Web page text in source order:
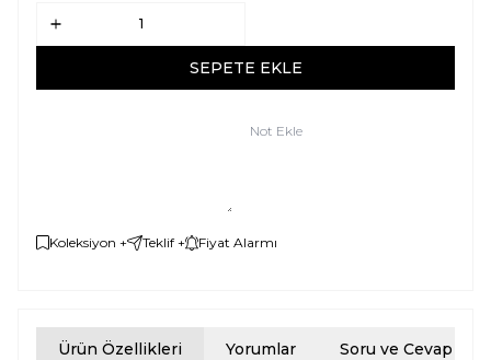
SEPETE EKLE
Not Ekle
Koleksiyon + Teklif + Fiyat Alarmı
Ürün Özellikleri Yorumlar Soru ve Cevap